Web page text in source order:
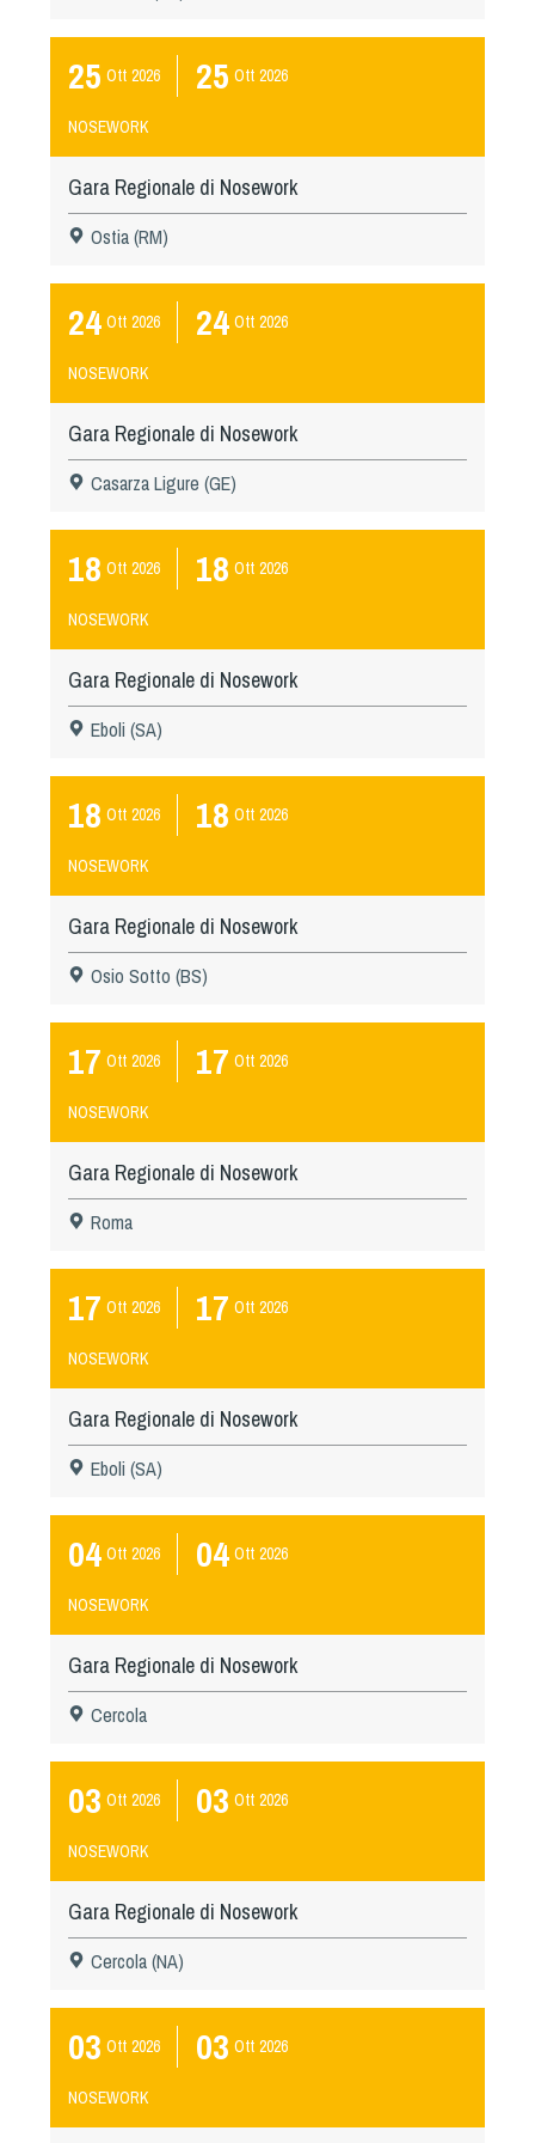
25 Ott 2026 25 Ott 2026
NOSEWORK
Gara Regionale di Nosework
Ostia (RM)
24 Ott 2026 24 Ott 2026
NOSEWORK
Gara Regionale di Nosework
Casarza Ligure (GE)
18 Ott 2026 18 Ott 2026
NOSEWORK
Gara Regionale di Nosework
Eboli (SA)
18 Ott 2026 18 Ott 2026
NOSEWORK
Gara Regionale di Nosework
Osio Sotto (BS)
17 Ott 2026 17 Ott 2026
NOSEWORK
Gara Regionale di Nosework
Roma
17 Ott 2026 17 Ott 2026
NOSEWORK
Gara Regionale di Nosework
Eboli (SA)
04 Ott 2026 04 Ott 2026
NOSEWORK
Gara Regionale di Nosework
Cercola
03 Ott 2026 03 Ott 2026
NOSEWORK
Gara Regionale di Nosework
Cercola (NA)
03 Ott 2026 03 Ott 2026
NOSEWORK
Sleddog